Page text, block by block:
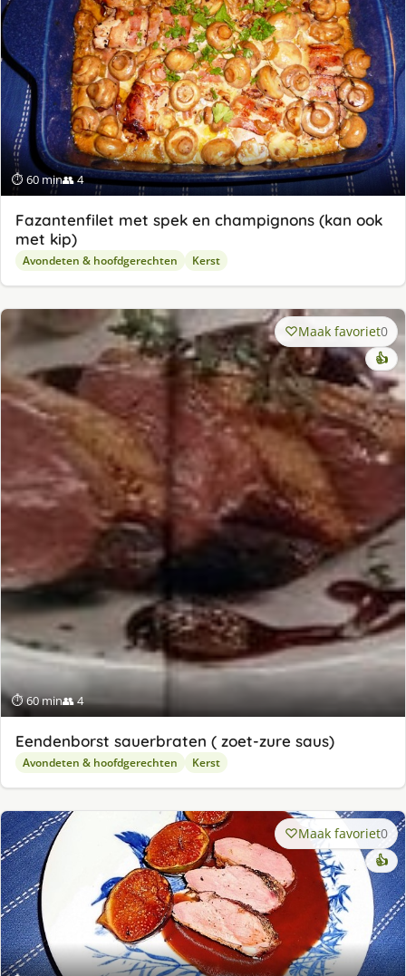
⏱ 60 min👥 4
Fazantenfilet met spek en champignons (kan ook
met kip)
Avondeten & hoofdgerechten Kerst
⏱ 60 min👥 4
Maak favoriet0
👍
Eendenborst sauerbraten ( zoet-zure saus)
Avondeten & hoofdgerechten Kerst
Maak favoriet0
👍